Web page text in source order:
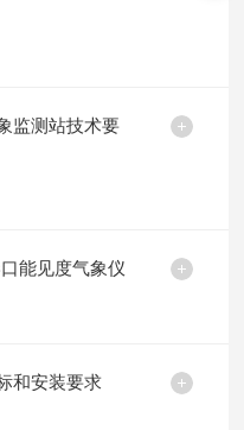
监测站技术要
能见度气象仪
和安装要求